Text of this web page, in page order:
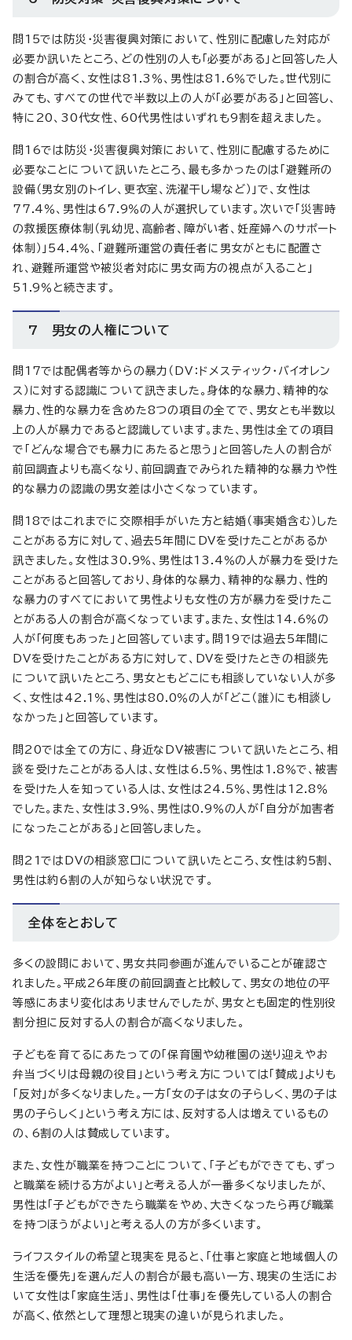
問15では防災・災害復興対策において、性別に配慮した対応が
必要か訊いたところ、どの性別の人も「必要がある」と回答した人
の割合が高く、女性は81.3％、男性は81.6％でした。世代別に
みても、すべての世代で半数以上の人が「必要がある」と回答し、
特に20、30代女性、60代男性はいずれも9割を超えました。
問16では防災・災害復興対策において、性別に配慮するために
必要なことについて訊いたところ、最も多かったのは「避難所の
設備（男女別のトイレ、更衣室、洗濯干し場など）」で、女性は
77.4％、男性は67.9％の人が選択しています。次いで「災害時
の救援医療体制（乳幼児、高齢者、障がい者、妊産婦へのサポート
体制）」54.4％、「避難所運営の責任者に男女がともに配置さ
れ、避難所運営や被災者対応に男女両方の視点が入ること」
51.9％と続きます。
7 男女の人権について
問17では配偶者等からの暴力（DV：ドメスティック・バイオレン
ス）に対する認識について訊きました。身体的な暴力、精神的な
暴力、性的な暴力を含めた8つの項目の全てで、男女とも半数以
上の人が暴力であると認識しています。また、男性は全ての項目
で「どんな場合でも暴力にあたると思う」と回答した人の割合が
前回調査よりも高くなり、前回調査でみられた精神的な暴力や性
的な暴力の認識の男女差は小さくなっています。
問18ではこれまでに交際相手がいた方と結婚（事実婚含む）した
ことがある方に対して、過去5年間にDVを受けたことがあるか
訊きました。女性は30.9％、男性は13.4％の人が暴力を受けた
ことがあると回答しており、身体的な暴力、精神的な暴力、性的
な暴力のすべてにおいて男性よりも女性の方が暴力を受けたこ
とがある人の割合が高くなっています。また、女性は14.6％の
人が「何度もあった」と回答しています。問19では過去5年間に
DVを受けたことがある方に対して、DVを受けたときの相談先
について訊いたところ、男女ともどこにも相談していない人が多
く、女性は42.1％、男性は80.0％の人が「どこ（誰）にも相談し
なかった」と回答しています。
問20では全ての方に、身近なDV被害について訊いたところ、相
談を受けたことがある人は、女性は6.5％、男性は1.8％で、被害
を受けた人を知っている人は、女性は24.5％、男性は12.8％
でした。また、女性は3.9％、男性は0.9％の人が「自分が加害者
になったことがある」と回答しました。
問21ではDVの相談窓口について訊いたところ、女性は約5割、
男性は約6割の人が知らない状況です。
全体をとおして
多くの設問において、男女共同参画が進んでいることが確認さ
れました。平成26年度の前回調査と比較して、男女の地位の平
等感にあまり変化はありませんでしたが、男女とも固定的性別役
割分担に反対する人の割合が高くなりました。
子どもを育てるにあたっての「保育園や幼稚園の送り迎えやお
弁当づくりは母親の役目」という考え方については「賛成」よりも
「反対」が多くなりました。一方「女の子は女の子らしく、男の子は
男の子らしく」という考え方には、反対する人は増えているもの
の、6割の人は賛成しています。
また、女性が職業を持つことについて、「子どもができても、ずっ
と職業を続ける方がよい」と考える人が一番多くなりましたが、
男性は「子どもができたら職業をやめ、大きくなったら再び職業
を持つほうがよい」と考える人の方が多くいます。
ライフスタイルの希望と現実を見ると、「仕事と家庭と地域個人の
生活を優先」を選んだ人の割合が最も高い一方、現実の生活にお
いて女性は「家庭生活」、男性は「仕事」を優先している人の割合
が高く、依然として理想と現実の違いが見られました。